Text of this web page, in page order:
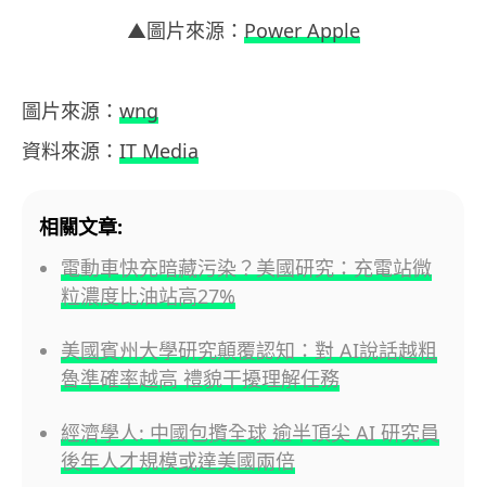
▲圖片來源： Power Apple
圖片來源： wng
資料來源： IT Media
相關文章:
電動車快充暗藏污染？美國研究：充電站微
粒濃度比油站高27%
美國賓州大學研究顛覆認知：對 AI說話越粗
魯準確率越高 禮貌干擾理解任務
經濟學人: 中國包攬全球 逾半頂尖 AI 研究員
後年人才規模或達美國兩倍